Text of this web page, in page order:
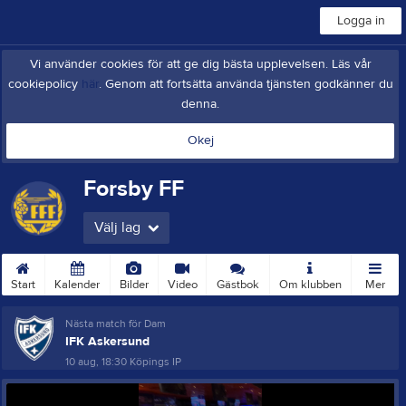
Logga in
Vi använder cookies för att ge dig bästa upplevelsen. Läs vår
cookiepolicy här. Genom att fortsätta använda tjänsten godkänner du
denna.
Okej
Forsby FF
Välj lag
Start Kalender Bilder Video Gästbok Om klubben Mer
Nästa match för Dam
IFK Askersund
10 aug, 18:30 Köpings IP